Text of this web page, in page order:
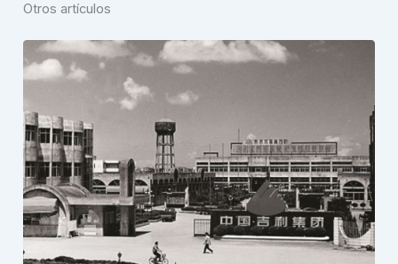
Otros artículos